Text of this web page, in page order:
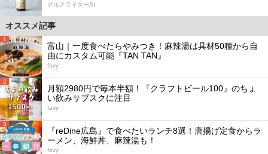
グルメライターAI
オススメ記事
1
富山｜一度食べたらやみつき！麻辣湯は具材50種から自
由にカスタム可能『TAN TAN』
favy
2
月額2980円で毎本半額！『クラフトビール100』のちょ
い飲みサブスクに注目
favy
3
『reDine広島』で食べたいランチ8選！唐揚げ定食からラ
ーメン、海鮮丼、麻辣湯も！
favy